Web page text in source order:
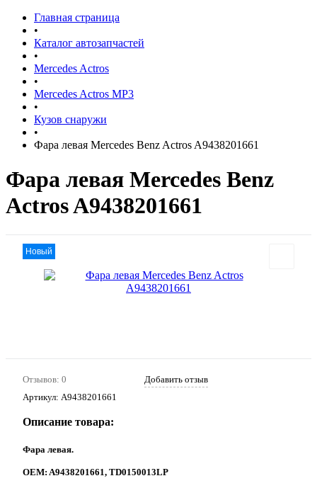
Главная страница
•
Каталог автозапчастей
•
Mercedes Actros
•
Mercedes Actros MP3
•
Кузов снаружи
•
Фара левая Mercedes Benz Actros A9438201661
Фара левая Mercedes Benz
Actros A9438201661
Новый
Отзывов: 0
Добавить отзыв
Артикул: A9438201661
Описание товара:
Фара левая.
ОEM: A9438201661, TD0150013LP